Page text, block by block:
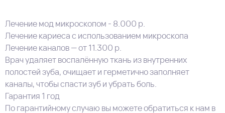
Лечение мод микроскопом - 8.000 р.
Лечение кариеса с использованием микроскопа
Лечение каналов — от 11.300 р.
Врач удаляет воспалённую ткань из внутренних
полостей зуба, очищает и герметично заполняет
каналы, чтобы спасти зуб и убрать боль.
Гарантия 1 год
По гарантийному случаю вы можете обратиться к нам в